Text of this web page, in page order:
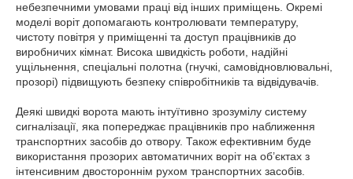
небезпечними умовами праці від інших приміщень. Окремі
моделі воріт допомагають контролювати температуру,
чистоту повітря у приміщенні та доступ працівників до
виробничих кімнат. Висока швидкість роботи, надійні
ущільнення, спеціальні полотна (гнучкі, самовідновлювальні,
прозорі) підвищують безпеку співробітників та відвідувачів.
Деякі швидкі ворота мають інтуїтивно зрозумілу систему
сигналізації, яка попереджає працівників про наближення
транспортних засобів до отвору. Також ефективним буде
використання прозорих автоматичних воріт на об’єктах з
інтенсивним двостороннім рухом транспортних засобів.